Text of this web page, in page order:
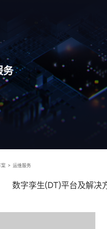
务
案 > 运维服务
数字孪生(DT)平台及解决